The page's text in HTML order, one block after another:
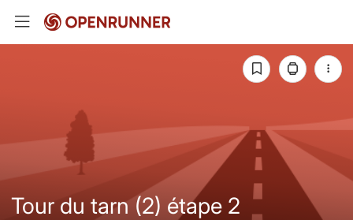
Tour du tarn (2) étape 2